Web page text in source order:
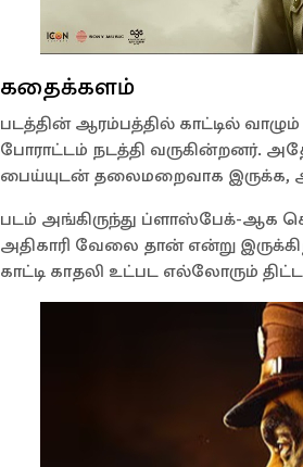
கதைக்களம்
படத்தின் ஆரம்பத்தில் காட்டில்
போராட்டம் நடத்தி வருகின்றனர்.
பைய்யுடன் தலைமறைவாக இருக்க,
படம் அங்கிருந்து ப்ளாஸ்பேக்-ஆக
அதிகாரி வேலை தான் என்று
காட்டி காதலி உட்பட எல்லோரும்